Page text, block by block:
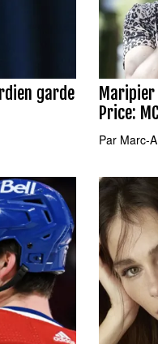
garde
Price:
Par Marc-